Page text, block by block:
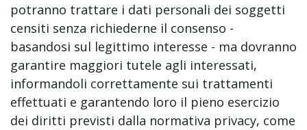
potranno trattare i dati personali dei soggetti
censiti senza richiederne il consenso -
basandosi sul legittimo interesse - ma dovranno
garantire maggiori tutele agli interessati,
informandoli correttamente sui trattamenti
effettuati e garantendo loro il pieno esercizio
dei diritti previsti dalla normativa privacy, come